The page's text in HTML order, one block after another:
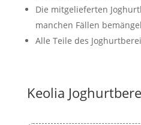
Die mitgelieferten
manchen Fällen
Alle Teile des
Keolia